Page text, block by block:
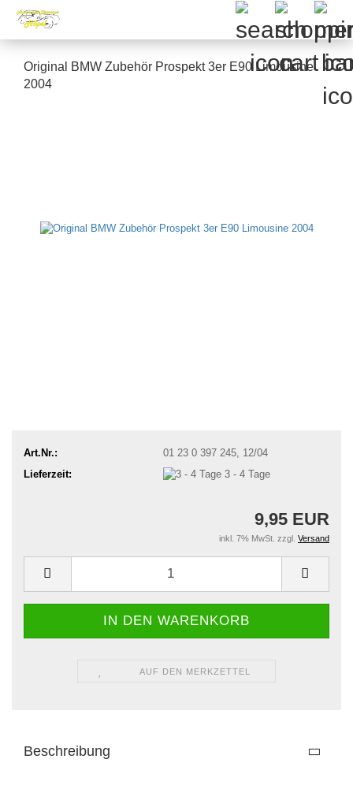
Original BMW Zubehör Prospekt 3er E90 Limousine
2004
Art.Nr.:
01 23 0 397 245, 12/04
Lieferzeit:
3 - 4 Tage
9,95 EUR
inkl. 7% MwSt. zzgl. Versand
AUF DEN MERKZETTEL
Beschreibung